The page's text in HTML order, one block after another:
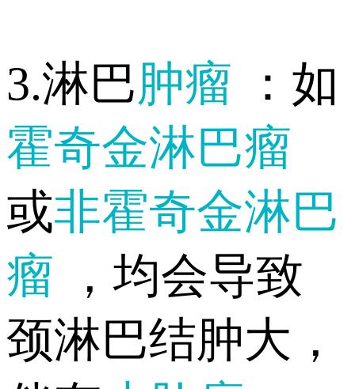
3.淋巴肿瘤
：如
霍奇金淋巴瘤
或非霍奇金淋巴
瘤
，均会导致
颈淋巴结肿大，